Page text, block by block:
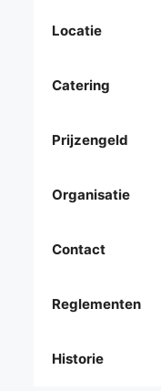
Locatie
Catering
Prijzengeld
Organisatie
Contact
Reglementen
Historie